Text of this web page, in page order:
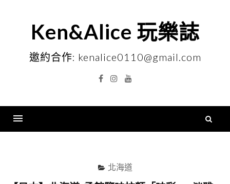
Ken&Alice 玩樂誌
邀約合作: kenalice0110@gmail.com
FacebookInstagramYouTube
北海道